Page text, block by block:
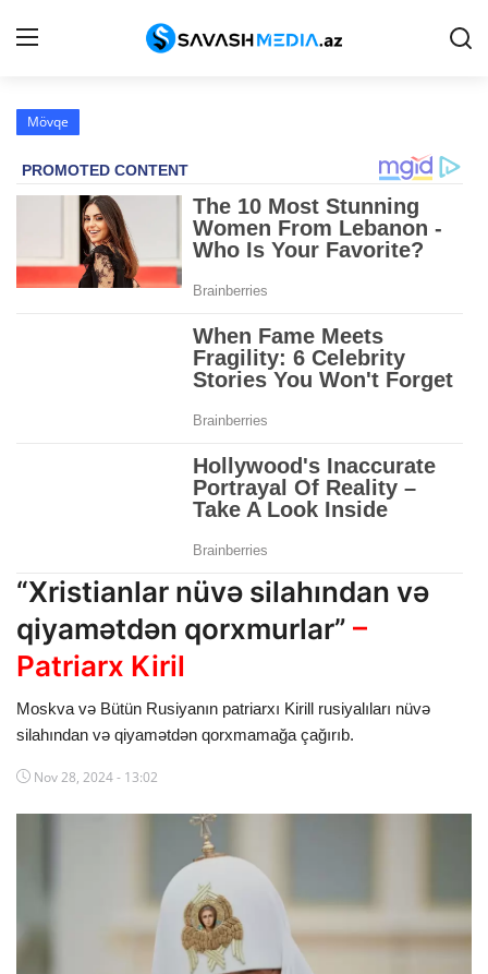
Haqqımızda
Peşə etikası
Reklam
İdman
Kriminal
Mövqe
Sağlıq
Mövqe
“Xristianlar nüvə silahından və
qiyamətdən qorxmurlar” –
Patriarx Kiril
Moskva və Bütün Rusiyanın patriarxı Kirill rusiyalıları nüvə
silahından və qiyamətdən qorxmamağa çağırıb.
Nov 28, 2024 - 13:02